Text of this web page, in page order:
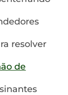
resolver
de